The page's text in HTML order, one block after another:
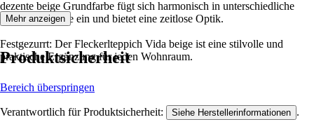
dezente beige Grundfarbe fügt sich harmonisch in unterschiedliche
Einrichtungsstile ein und bietet eine zeitlose Optik.
Festgezurrt: Der Fleckerlteppich Vida beige ist eine stilvolle und
praktische Ergänzung für jeden Wohnraum.
Mehr anzeigen
Produktsicherheit
Bereich überspringen
Verantwortlich für Produktsicherheit: Siehe Herstellerinformationen .